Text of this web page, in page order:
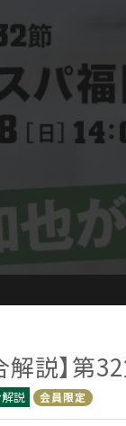
解説】第
説 会員限定